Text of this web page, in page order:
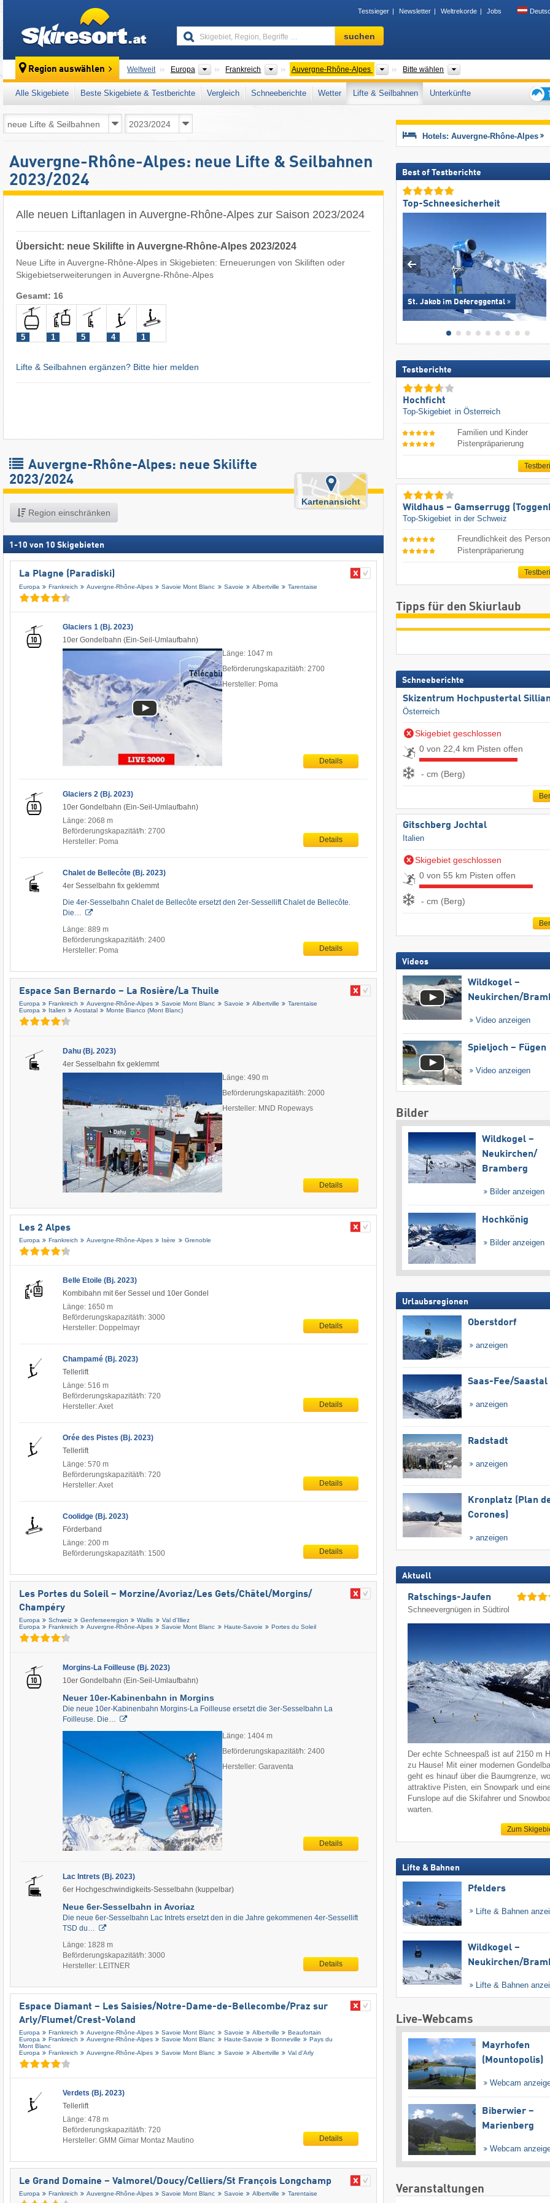
Testsieger Newsletter Weltrekorde Jobs
Skigebiet,
Region,
…
suchen
Region auswählen Weltweit Europa Kontinente
Frankreich LänderAuvergne-Rhône-Alpes Neue Regionen
Bitte wählen
Alle Skigebiete Beste Skigebiete & Testberichte Vergleich Schneeberichte Wetter Lifte & Seilbahnen
Unterkünfte
für
den
Auvergne-Rhône-Alpes: neue Lifte & Seilbahnen
2023/2024
Alle neuen Liftanlagen in Auvergne-Rhône-Alpes zur Saison 2023/2024
Übersicht: neue Skilifte in Auvergne-Rhône-Alpes 2023/2024
Neue Lifte in Auvergne-Rhône-Alpes in Skigebieten: Erneuerungen von Skiliften oder
Skigebietserweiterungen in Auvergne-Rhône-Alpes
Gesamt: 16
5 1 5 4 1
Lifte & Seilbahnen ergänzen? Bitte hier melden
Auvergne-Rhône-Alpes: neue Skilifte
2023/2024
Region einschränken
Kartenansicht
1 -10 von 10 Skigebieten
La Plagne (Paradiski)
Europa Frankreich Auvergne-Rhône-Alpes Savoie Mont Blanc Savoie Albertville Tarentaise
Glaciers 1 (Bj. 2023)
10er Gondelbahn (Ein-Seil-Umlaufbahn)
Länge: 1047 m
Beförderungskapazität/h: 2700
Hersteller: Poma
Details
Glaciers 2 (Bj. 2023)
10er Gondelbahn (Ein-Seil-Umlaufbahn)
Länge: 2068 m
Beförderungskapazität/h: 2700
Hersteller: Poma
Details
Chalet de Bellecôte (Bj. 2023)
4er Sesselbahn fix geklemmt
Die 4er-Sesselbahn Chalet de Bellecôte ersetzt den 2er-Sessellift Chalet de Bellecôte.
Die…
Länge: 889 m
Beförderungskapazität/h: 2400
Hersteller: Poma
Details
Espace San Bernardo – La Rosière/​La Thuile
Europa Frankreich Auvergne-Rhône-Alpes Savoie Mont Blanc Savoie Albertville
Tarentaise
Europa
Italien Aostatal Monte Bianco (Mont Blanc)
Dahu (Bj. 2023)
4er Sesselbahn fix geklemmt
Länge: 490 m
Beförderungskapazität/h: 2000
Hersteller: MND Ropeways
Details
Les 2 Alpes
Europa Frankreich Auvergne-Rhône-Alpes Isère Grenoble
Belle Etoile (Bj. 2023)
Kombibahn mit 6er Sessel und 10er Gondel
Länge: 1650 m
Beförderungskapazität/h: 3000
Hersteller: Doppelmayr
Details
Champamé (Bj. 2023)
Tellerlift
Länge: 516 m
Beförderungskapazität/h: 720
Hersteller: Axet
Details
Orée des Pistes (Bj. 2023)
Tellerlift
Länge: 570 m
Beförderungskapazität/h: 720
Hersteller: Axet
Details
Coolidge (Bj. 2023)
Förderband
Länge: 200 m
Beförderungskapazität/h: 1500
Details
Les Portes du Soleil – Morzine/​Avoriaz/​Les Gets/​Châtel/​Morgins/​
Champéry
Europa Schweiz Genferseeregion Wallis
Val d’Illiez
Europa
Frankreich Auvergne-Rhône-Alpes Savoie Mont Blanc Haute-Savoie Portes du Soleil
Morgins-La Foilleuse (Bj. 2023)
10er Gondelbahn (Ein-Seil-Umlaufbahn)
Neuer 10er-Kabinenbahn in Morgins
Die neue 10er-Kabinenbahn Morgins-La Foilleuse ersetzt die 3er-Sesselbahn La
Foilleuse. Die…
Länge: 1404 m
Beförderungskapazität/h: 2400
Hersteller: Garaventa
Details
Lac Intrets (Bj. 2023)
6er Hochgeschwindigkeits-Sesselbahn (kuppelbar)
Neue 6er-Sesselbahn in Avoriaz
Die neue 6er-Sesselbahn Lac Intrets ersetzt den in die Jahre gekommenen 4er-Sessellift
TSD du…
Länge: 1828 m
Beförderungskapazität/h: 3000
Hersteller: LEITNER
Details
Espace Diamant – Les Saisies/​Notre-Dame-de-Bellecombe/​Praz sur
Arly/​Flumet/​Crest-Voland
Europa Frankreich Auvergne-Rhône-Alpes Savoie Mont Blanc Savoie Albertville
Beaufortain
Europa
Frankreich Auvergne-Rhône-Alpes Savoie Mont Blanc Haute-Savoie Bonneville
Pays du
Mont Blanc
Europa
Frankreich Auvergne-Rhône-Alpes Savoie Mont Blanc Savoie Albertville Val d'Arly
Verdets (Bj. 2023)
Tellerlift
Länge: 478 m
Beförderungskapazität/h: 720
Hersteller: GMM Gimar Montaz Mautino
Details
Le Grand Domaine – Valmorel/​Doucy/​Celliers/​St François Longchamp
Europa Frankreich Auvergne-Rhône-Alpes Savoie Mont Blanc Savoie Albertville Tarentaise
Hotels: Auvergne-Rhône-Alpes
Best of Testberichte
Top-Schneesicherheit
St. Jakob im Defereggental
Testberichte
Hochficht
Top-Skigebiet in Österreich
Familien und Kinder
Pistenpräparierung
Wildhaus – Gamserrugg
Top-Skigebiet in der Schweiz
Freundlichkeit des
Pistenpräparierung
Tipps für den Skiurlaub
Schneeberichte
Skizentrum Hochpustertal
Österreich
Skigebiet geschlossen
0 von 22,4 km Pisten offen
- cm (Berg)
Gitschberg Jochtal
Italien
Skigebiet geschlossen
0 von 55 km Pisten offen
- cm (Berg)
Videos
Wildkogel –
Neukirchen/​
Video anzeigen
Spieljoch – Fügen
Video anzeigen
Bilder
Wildkogel –
Neukirchen/​
Bramberg
Bilder anzeigen
Hochkönig
Bilder anzeigen
Urlaubsregionen
Oberstdorf
anzeigen
Saas-Fee/​Saastal
anzeigen
Radstadt
anzeigen
Kronplatz (Plan
Corones)
anzeigen
Aktuell
Ratschings-Jaufen
Schneevergnügen in Südtirol
Der echte Schneespaß ist auf 2150 m
zu Hause! Mit einer modernen
geht es hinauf über die Baumgrenze,
attraktive Pisten, ein Snowpark und
Funslope auf die Skifahrer und
warten.
Zum
Lifte & Bahnen
Pfelders
Lifte & Bahnen
Wildkogel –
Neukirchen/​
Lifte & Bahnen
Live-Webcams
Mayrhofen
(Mountopolis)
Webcam
Biberwier –
Marienberg
Webcam
Veranstaltungen